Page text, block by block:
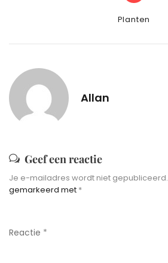
Categories
Planten
Allan
Geef een reactie
Je e-mailadres wordt niet gepubliceerd.
gemarkeerd met *
Reactie *